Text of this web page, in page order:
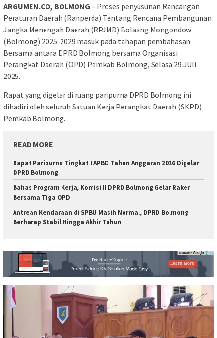
ARGUMEN.CO, BOLMONG – Proses penyusunan Rancangan
Peraturan Daerah (Ranperda) Tentang Rencana Pembangunan
Jangka Menengah Daerah (RPJMD) Bolaang Mongondow
(Bolmong) 2025-2029 masuk pada tahapan pembahasan
Bersama antara DPRD Bolmong bersama Organisasi
Perangkat Daerah (OPD) Pemkab Bolmong, Selasa 29 JUli
2025.
Rapat yang digelar di ruang paripurna DPRD Bolmong ini
dihadiri oleh seluruh Satuan Kerja Perangkat Daerah (SKPD)
Pemkab Bolmong.
READ MORE
Rapat Paripurna Tingkat I APBD Tahun Anggaran 2026 Digelar
DPRD Bolmong
Bahas Program Kerja, Komisi II DPRD Bolmong Gelar Raker
Bersama Tiga OPD
Antrean Kendaraan di SPBU Masih Normal, DPRD Bolmong
Berharap Stabil Hingga Akhir Tahun